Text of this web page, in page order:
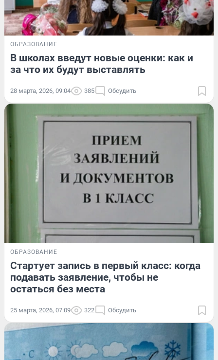
ОБРАЗОВАНИЕ
В школах введут новые оценки: как и
за что их будут выставлять
28 марта, 2026, 09:04 385 Обсудить
ОБРАЗОВАНИЕ
Стартует запись в первый класс: когда
подавать заявление, чтобы не
остаться без места
25 марта, 2026, 07:09 322 Обсудить